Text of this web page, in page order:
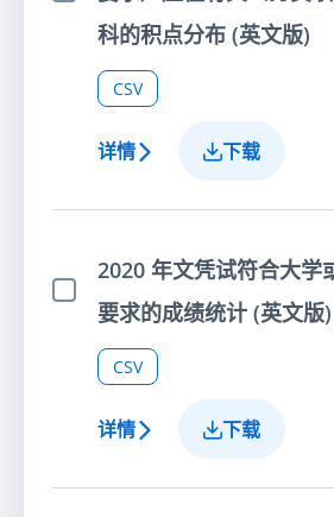
科的积点分布 (英文版)
CSV
详情 下载
选择项目
2020 年文凭试符合大学
要求的成绩统计 (英文版)
CSV
详情 下载